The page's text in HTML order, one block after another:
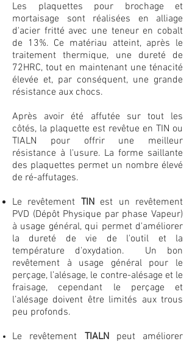
Les plaquettes pour brochage et
mortaisage sont réalisées en alliage
d'acier fritté avec une teneur en cobalt
de 13%. Ce matériau atteint, après le
traitement thermique, une dureté de
72HRC, tout en maintenant une ténacité
élevée et, par conséquent, une grande
résistance aux chocs.
Après avoir été affutée sur tout les
côtés, la plaquette est revêtue en TIN ou
TIALN pour offrir une meilleur
résistance à l'usure. La forme saillante
des plaquettes permet un nombre élevé
de ré-affutages.
Le revêtement TIN est un revêtement
PVD (Dépôt Physique par phase Vapeur)
à usage général, qui permet d'améliorer
la dureté de vie de l'outil et la
température d'oxydation. Un bon
revêtement à usage général pour le
perçage, l’alésage, le contre-alésage et le
fraisage, cependant le perçage et
l’alésage doivent être limités aux trous
peu profonds.
Le revêtement TIALNpeut améliorer